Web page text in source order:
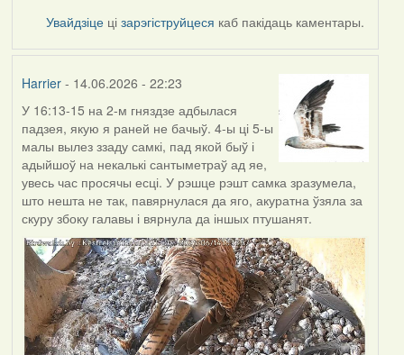
Увайдзіце цізарэгіструйцеся каб пакідаць каментары.
Harrier- 14.06.2026 - 22:23
У 16:13-15 на 2-м гняздзе адбылася
падзея, якую я раней не бачыў. 4-ы ці 5-ы
малы вылез ззаду самкі, пад якой быў і
адыйшоў на некалькі сантыметраў ад яе,
увесь час просячы есці. У рэшце рэшт самка зразумела,
што нешта не так, павярнулася да яго, акуратна ўзяла за
скуру збоку галавы і вярнула да іншых птушанят.